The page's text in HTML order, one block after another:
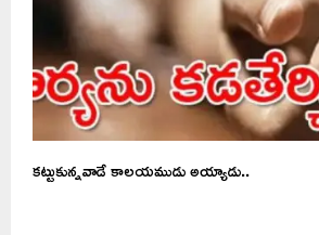
కట్టుకున్నవాడే కాలయముడు అయ్యాడు..